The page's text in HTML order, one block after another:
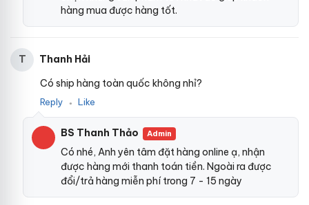
hàng mua được hàng tốt.
T
Thanh Hải
Có ship hàng toàn quốc không nhỉ?
Reply ● Like
BS Thanh Thảo Admin
Có nhé, Anh yên tâm đặt hàng online ạ, nhận
được hàng mới thanh toán tiền. Ngoài ra được
đổi/trả hàng miễn phí trong 7 - 15 ngày